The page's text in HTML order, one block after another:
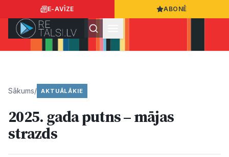
E-AVĪZE ABONĒ
Ziņas
Sākums/ AKTUĀLĀKIE
2025. gada putns – mājas
strazds